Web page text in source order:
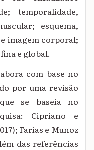
temporalidade,
esquema,
imagem corporal;
e global.
com base no
por uma revisão
se baseia no
Cipriano e
Farias e Munoz
das referências